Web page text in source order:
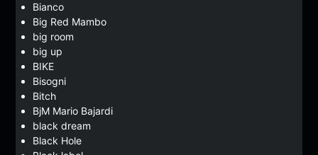
Bianco
Big Red Mambo
big room
big up
BIKE
Bisogni
Bitch
BjM Mario Bajardi
black dream
Black Hole